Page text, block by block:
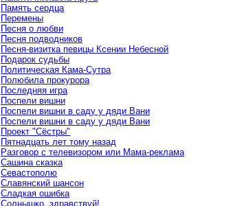
Память сердца
Перемены
Песня о любви
Песня подводников
Песня-визитка певицы Ксении Небесной
Подарок судьбы
Политическая Кама-Сутра
Полюбила прокурора
Последняя игра
Поспели вишни
Поспели вишни в саду у дяди Вани
Поспели вишни в саду у дяди Вани
Проект "Сёстры"
Пятнадцать лет тому назад
Разговор с телевизором или Мама-реклама
Сашина сказка
Севастополю
Славянский шансон
Сладкая ошибка
Солнышко, здравствуй!